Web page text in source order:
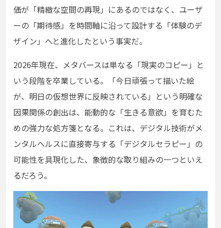
価が「精緻な空間の再現」にあるのではなく、ユーザ
ーの「期待感」を時間軸に沿って設計する「体験のデ
ザイン」へと進化したという事実だ。
2026年現在、メタバースは単なる「現実のコピー」と
いう段階を卒業している。「今日頑張って描いた絵
が、明日の仮想世界に反映されている」という明確な
因果関係の創出は、能動的な「生きる意欲」を育むた
めの強力な処方箋となる。これは、デジタル技術がメ
ンタルヘルスに直接寄与する「デジタルセラピー」の
可能性を具現化した、象徴的な取り組みの一つといえ
るだろう。